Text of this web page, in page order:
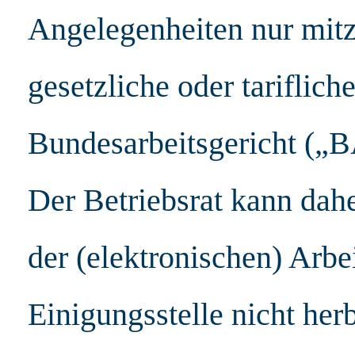
Angelegenheiten nur
gesetzliche oder
Bundesarbeitsgericht
Der Betriebsrat kann
der (elektronischen)
Einigungsstelle nicht